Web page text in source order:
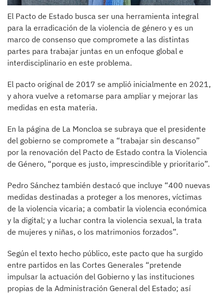
El Pacto de Estado busca ser una herramienta integral
para la erradicación de la violencia de género y es un
marco de consenso que compromete a las distintas
partes para trabajar juntas en un enfoque global e
interdisciplinario en este problema.
El pacto original de 2017 se amplió inicialmente en 2021,
y ahora vuelve a retomarse para ampliar y mejorar las
medidas en esta materia.
En la página de La Moncloa se subraya que el presidente
del gobierno se compromete a “trabajar sin descanso”
por la renovación del Pacto de Estado contra la Violencia
de Género, “porque es justo, imprescindible y prioritario”.
Pedro Sánchez también destacó que incluye “400 nuevas
medidas destinadas a proteger a los menores, víctimas
de la violencia vicaria; a combatir la violencia económica
y la digital; y a luchar contra la violencia sexual, la trata
de mujeres y niñas, o los matrimonios forzados”.
Según el texto hecho público, este pacto que ha surgido
entre partidos en las Cortes Generales “pretende
impulsar la actuación del Gobierno y las instituciones
propias de la Administración General del Estado; así